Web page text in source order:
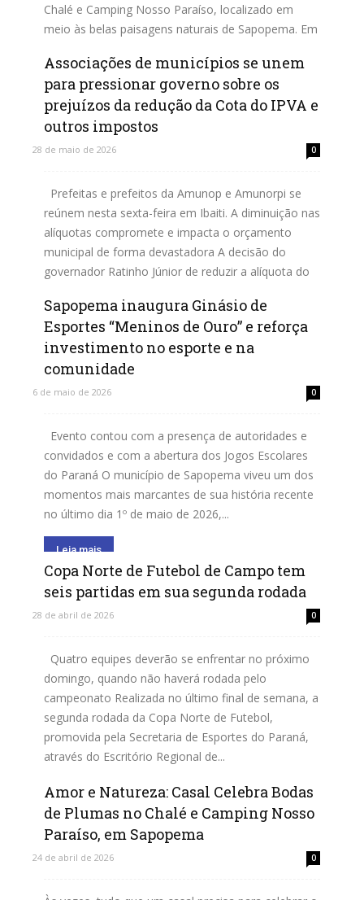
Chalé e Camping Nosso Paraíso, localizado em
meio às belas paisagens naturais de Sapopema. Em
Leia mais
Associações de municípios se unem
para pressionar governo sobre os
prejuízos da redução da Cota do IPVA e
outros impostos
28 de maio de 2026 0
Prefeitas e prefeitos da Amunop e Amunorpi se
reúnem nesta sexta-feira em Ibaiti. A diminuição nas
alíquotas compromete e impacta o orçamento
municipal de forma devastadora A decisão do
governador Ratinho Júnior de reduzir a alíquota do
Leia mais
Sapopema inaugura Ginásio de
Esportes “Meninos de Ouro” e reforça
investimento no esporte e na
comunidade
6 de maio de 2026 0
Evento contou com a presença de autoridades e
convidados e com a abertura dos Jogos Escolares
do Paraná O município de Sapopema viveu um dos
momentos mais marcantes de sua história recente
no último dia 1º de maio de 2026,...
Leia mais
Copa Norte de Futebol de Campo tem
seis partidas em sua segunda rodada
28 de abril de 2026 0
Quatro equipes deverão se enfrentar no próximo
domingo, quando não haverá rodada pelo
campeonato Realizada no último final de semana, a
segunda rodada da Copa Norte de Futebol,
promovida pela Secretaria de Esportes do Paraná,
através do Escritório Regional de...
Leia mais
Amor e Natureza: Casal Celebra Bodas
de Plumas no Chalé e Camping Nosso
Paraíso, em Sapopema
24 de abril de 2026 0